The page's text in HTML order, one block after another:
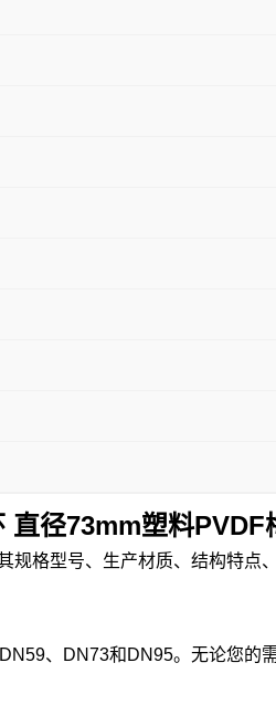
直径73mm塑料PVDF
格型号、生产材质、结构特点
、DN73和DN95。无论您的